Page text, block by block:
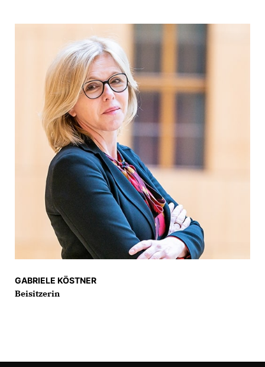
GABRIELE KÖSTNER
Beisitzerin